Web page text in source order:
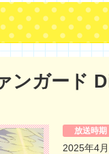
ンガード
放送時期
2025年4